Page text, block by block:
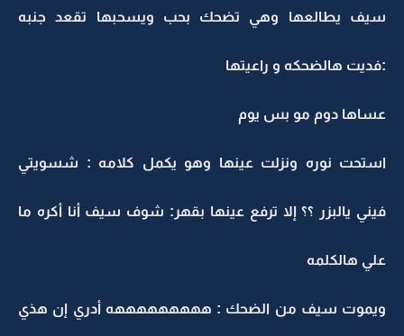
سيف يطالعها وهي تضحك بحب ويسحبها تقعد جنبه
:فديت هالضحكه و راعيتها
عساها دوم مو بس يوم
استحت نوره ونزلت عينها وهو يكمل كلامه : شسويتي
فيني يالبزر ؟؟ إلا ترفع عينها بقهر: شوف سيف أنا أكره ما
علي هالكلمه
ويموت سيف من الضحك : هههههههههه أدري إن هذي